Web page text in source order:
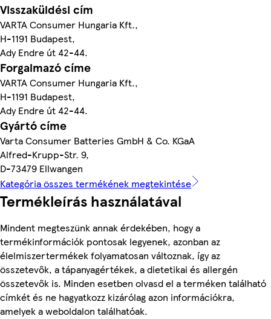
Visszaküldési cím
VARTA Consumer Hungaria Kft.,
H-1191 Budapest,
Ady Endre út 42-44.
Forgalmazó címe
VARTA Consumer Hungaria Kft.,
H-1191 Budapest,
Ady Endre út 42-44.
Gyártó címe
Varta Consumer Batteries GmbH & Co. KGaA
Alfred-Krupp-Str. 9,
D-73479 Ellwangen
Kategória összes termékének megtekintése
Termékleírás használatával
Mindent megteszünk annak érdekében, hogy a
termékinformációk pontosak legyenek, azonban az
élelmiszertermékek folyamatosan változnak, így az
összetevők, a tápanyagértékek, a dietetikai és allergén
összetevők is. Minden esetben olvasd el a terméken található
címkét és ne hagyatkozz kizárólag azon információkra,
amelyek a weboldalon találhatóak.